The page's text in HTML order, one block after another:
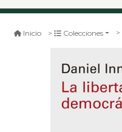
Inicio Colecciones